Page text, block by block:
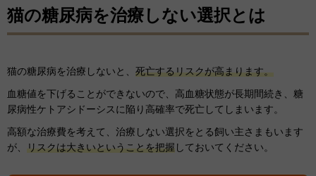
猫の糖尿病を治療しない選択とは
猫の糖尿病を治療しないと、 死亡するリスクが高まります。
血糖値を下げることができないので、高血糖状態が長期間続き、糖
尿病性ケトアシドーシスに陥り高確率で死亡してしまいます。
高額な治療費を考えて、治療しない選択をとる飼い主さまもいます
が、 リスクは大きいということを把握しておいてください。